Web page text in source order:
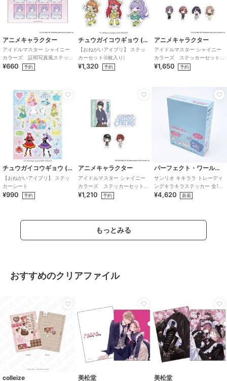
アニメキャラクター
アイドルマスター シャイニー
カラーズ 証明写真風ステッ
カー (鈴木羽那)
¥660 予約
チュウガイコウギョウ (Chugai Mining)
【おねがいアイプリ】 ステッ
カーセット(6枚入り)
¥1,320 予約
アニメキャラクター
アイドルマスター シャイニー
カラーズ ステッカーセット
(283プロ ノクチル)
¥1,650 予約
チュウガイコウギョウ (Chugai Mining)
【おねがいアイプリ】 ステッ
カーシート
¥990 予約
アニメキャラクター
アイドルマスター シャイニー
カラーズ ステッカーセット
(283プロ シーズ)
¥1,210 予約
パーフェクト・ワールド・トーキョー
サンリオ キキララ トレーディ
ングキラキラステッカー 全12
種 コンプリートBOX Sanrio
¥4,620 新着
もっとみる
おすすめのクリアファイル
colleize 美松堂 美松堂